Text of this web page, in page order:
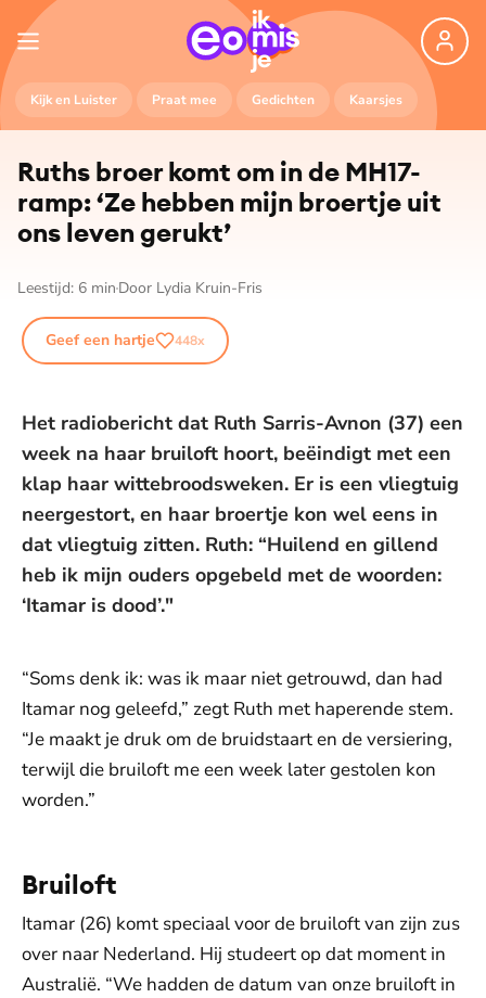
Kijk en Luister Praat mee Gedichten Kaarsjes
Ruths broer komt om in de MH17-
ramp: ‘Ze hebben mijn broertje uit
ons leven gerukt’
Leestijd: 6 min Door Lydia Kruin-Fris
Geef een hartje 448x
Het radiobericht dat Ruth Sarris-Avnon (37) een
week na haar bruiloft hoort, beëindigt met een
klap haar wittebroodsweken. Er is een vliegtuig
neergestort, en haar broertje kon wel eens in
dat vliegtuig zitten. Ruth: “Huilend en gillend
heb ik mijn ouders opgebeld met de woorden:
‘Itamar is dood’."
“Soms denk ik: was ik maar niet getrouwd, dan had
Itamar nog geleefd,” zegt Ruth met haperende stem.
“Je maakt je druk om de bruidstaart en de versiering,
terwijl die bruiloft me een week later gestolen kon
worden.”
Bruiloft
Itamar (26) komt speciaal voor de bruiloft van zijn zus
over naar Nederland. Hij studeert op dat moment in
Australië. “We hadden de datum van onze bruiloft in